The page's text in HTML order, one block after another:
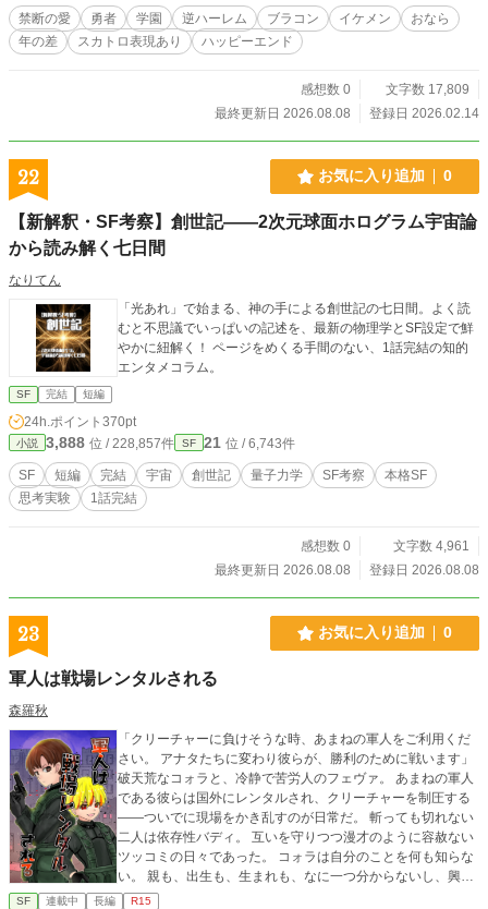
街や国、あるいは世界全体……そして何よりも大切な「私た
ちの乙女の輝き」が悪に脅かされる時、私たちは「エンゼリ
ック・セント」に変身するしかないの。「ピンキー・シュガ
バニー」は、禍々しく冷酷な悪党たちから世界を救うわ。当
然、宇宙は私たちを愛しているから絶対に勝つの。でも、お
な美しい体から放たれる神秘的で聖なる力……悲劇的な恋に
悩みながら世界を救う、天使の香りを纏った私たちの「甘い
いっぱい詰まったこの物語に、あなたも付き合って。だっ
て、こんなに可愛いのは私たちの最大の呪いなんだから！ ノ
禁断の愛 勇者 学園 逆ハーレム ブラコン イケメン
おなら
年の差
スカトロ表現あり ハッピーエンド
感想数 0
文字数 17,809
最終更新日 2026.08.08
登録日 2026.02.14
22 お気に入り追加 0
【新解釈・SF考察】創世記――2次元球面ホログラム宇宙論
から読み解く七日間
なりてん
「光あれ」で始まる、神の手による創世記の七日間。よく読
むと不思議でいっぱいの記述を、最新の物理学とSF設定で鮮
やかに紐解く！ ページをめくる手間のない、1話完結の知的
エンタメコラム。
SF 完結 短編
24h.ポイント 370pt
小説 3,888 位 / 228,857件 SF 21 位 / 6,743件
SF 短編 完結 宇宙 創世記 量子力学 SF考察
本格SF
思考実験
1話完結
感想数 0
文字数 4,961
最終更新日 2026.08.08
登録日 2026.08.08
23 お気に入り追加 0
軍人は戦場レンタルされる
森羅秋
「クリーチャーに負けそうな時、あまねの軍人をご利用くだ
さい。 アナタたちに変わり彼らが、勝利のために戦います」
破天荒なコォラと、冷静で苦労人のフェヴァ。 あまねの軍人
である彼らは国外にレンタルされ、クリーチャーを制圧する
――ついでに現場をかき乱すのが日常だ。 斬っても切れない
二人は依存性バディ。 互いを守りつつ漫才のように容赦ない
ツッコミの日々であった。 コォラは自分のことを何も知らな
い。 親も、出生も、生まれも、なに一つ分からないし、興味
もない。 彼の世界にフェヴァがいてくれれば、それで良いと
SF 連載中 長編 R15